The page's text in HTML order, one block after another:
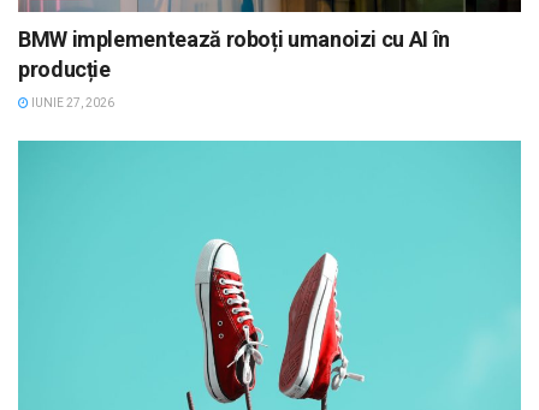
BMW implementează roboți umanoizi cu AI în
producție
IUNIE 27, 2026